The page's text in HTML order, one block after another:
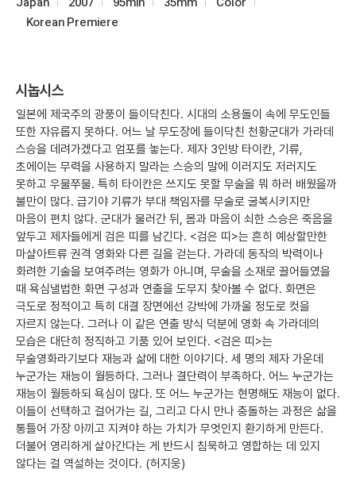
Korean Premiere
시놉시스
일본에 제국주의 광풍이 들이닥친다. 시대의 소용돌이 속에 무도인들
또한 자유롭지 못하다. 어느 날 무도장에 들이닥친 천황군대가 가라데
스승을 데려가겠다고 엄포를 놓는다. 제자 3인방 타이칸, 기류,
초에이는 무력을 사용하지 말라는 스승의 말에 이러지도 저러지도
못하고 우물쭈물. 특히 타이칸은 쓰지도 못할 무술을 뭐 하러 배웠을까
불만이 많다. 급기야 기류가 부대 책임자를 무술로 굴복시키지만
마음이 편치 않다. 군대가 물러간 뒤, 몸과 마음이 쇠한 스승은 죽음을
앞두고 제자들에게 검은 띠를 남긴다. <검은 띠>는 흔히 예상할만한
마샬아트류 권격 영화와 다른 길을 걷는다. 가라데 동작의 박력이나
화려한 기술을 보여주려는 영화가 아니며, 무술을 소재로 끌어들였을
때 욕심낼법한 화면 구성과 연출을 도무지 찾아볼 수 없다. 화면은
극도로 정적이고 특히 대결 장면에선 강박에 가까울 정도로 컷을
자르지 않는다. 그러나 이 같은 연출 방식 덕분에 영화 속 가라데의
모습은 대단히 정직하고 기품 있어 보인다. <검은 띠>는
무술영화라기보다 재능과 삶에 대한 이야기다. 세 명의 제자 가운데
누군가는 재능이 월등하다. 그러나 결단력이 부족하다. 어느 누군가는
재능이 월등하되 욕심이 많다. 또 어느 누군가는 현명해도 재능이 없다.
이들이 선택하고 걸어가는 길, 그리고 다시 만나 충돌하는 과정은 삶을
통틀어 가장 아끼고 지켜야 하는 가치가 무엇인지 환기하게 만든다.
더불어 영리하게 살아간다는 게 반드시 침묵하고 영합하는 데 있지
않다는 걸 역설하는 것이다. (허지웅)